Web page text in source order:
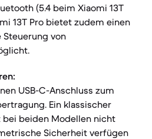
(5.4 beim Xiaomi 13T
13T Pro bietet zudem einen
Steuerung von
USB-C-Anschluss zum
Ein klassischer
bei beiden Modellen nicht
Sicherheit verfügen